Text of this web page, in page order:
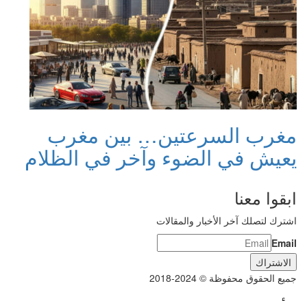
مغرب السرعتين… بين مغرب
يعيش في الضوء وآخر في الظلام
ابقوا معنا
اشترك لتصلك آخر الأخبار والمقالات
Email
جميع الحقوق محفوظة © 2024-2018